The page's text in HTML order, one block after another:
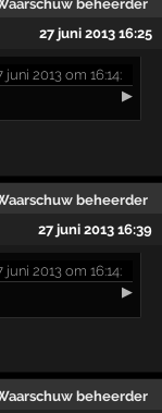
27 juni 2013 16:25
2013 om 16:14:
▶
27 juni 2013 16:39
2013 om 16:14:
▶